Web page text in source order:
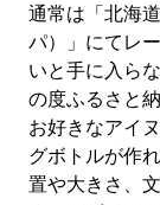
通常は「北海
パ）」にてレ
いと手に入ら
の度ふるさと
お好きなアイ
グボトルが作
置や大きさ、